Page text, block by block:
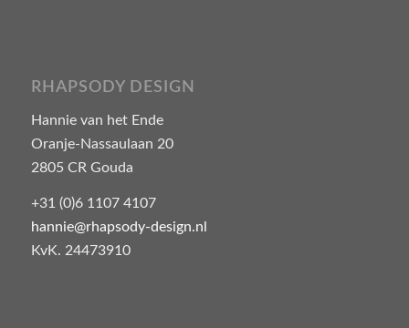
RHAPSODY DESIGN
Hannie van het Ende
Oranje-Nassaulaan 20
2805 CR Gouda
+31 (0)6 1107 4107
hannie@rhapsody-design.nl
KvK. 24473910